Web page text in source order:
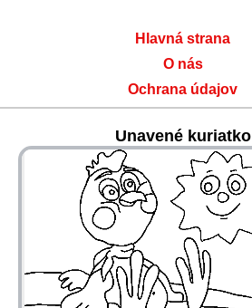
Hlavná strana
O nás
Ochrana údajov
Unavené kuriatko